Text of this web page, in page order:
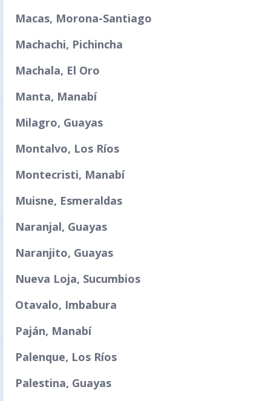
Macas, Morona-Santiago
Machachi, Pichincha
Machala, El Oro
Manta, Manabí
Milagro, Guayas
Montalvo, Los Ríos
Montecristi, Manabí
Muisne, Esmeraldas
Naranjal, Guayas
Naranjito, Guayas
Nueva Loja, Sucumbios
Otavalo, Imbabura
Paján, Manabí
Palenque, Los Ríos
Palestina, Guayas